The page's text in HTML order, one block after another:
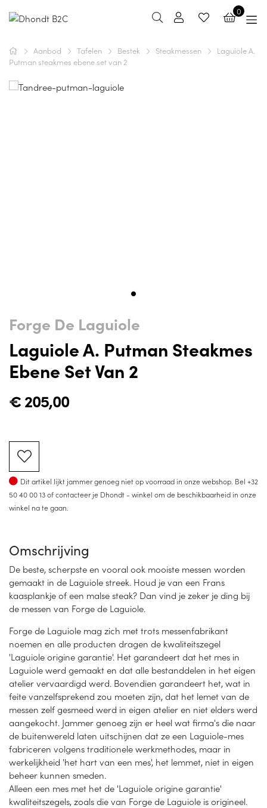
0
Aanbod Tafelen Bestek Steakmessen
Laguiole A.
Putman steakmes ebene set van 2
Forge De Laguiole
Laguiole A. Putman Steakmes
Ebene Set Van 2
€205,00
Op voorraad
Dit artikel lijkt jammer genoeg niet op voorraad in onze webshop. Bel +32
50 40 00 13of contacteer je Dhondt - winkel om de beschikbaarheid in onze
winkel na te gaan.
Omschrijving
De beste, scherpste en vooral ook mooiste messen worden
gemaakt in de Laguiole streek. Houd je van een Frans
kaasplankje of een malse steak? Dan vind je zeker je ding bij
de messen van Forge de Laguiole.
Forge de Laguiole mag zich met trots messenfabrikant
noemen en alle producten dragen de kwaliteitszegel
'Laguiole origine garantie'. Het garandeert dat het mes in
Laguiole werd gemaakt en dat alle bestanddelen in het eigen
atelier vervaardigd werd. Bovendien garandeert het, wat in
feite vanzelfsprekend zou moeten zijn, dat het lemet van de
messen zelf gesmeed werd in eigen atelier en niet elders werd
aangekocht. Jammer genoeg zijn er heel wat firma's die naar
de buitenwereld laten uitschijnen dat ze een Laguiole-mes
fabriceren volgens traditionele werkmethodes, maar in
werkelijkheid 'het hart van een mes', het lemmet, niet in eigen
beheer kunnen smeden.
Alleen een mes met het de 'Laguiole origine garantie'
kwaliteitszegels, zoals die van Forge de Laguiole is origineel.